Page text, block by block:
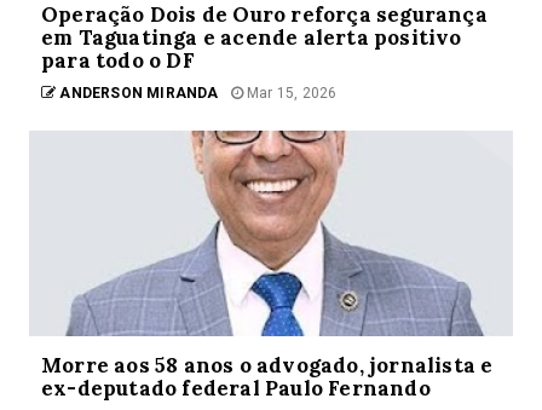
Operação Dois de Ouro reforça segurança
em Taguatinga e acende alerta positivo
para todo o DF
ANDERSON MIRANDA Mar 15, 2026
Morre aos 58 anos o advogado, jornalista e
ex-deputado federal Paulo Fernando